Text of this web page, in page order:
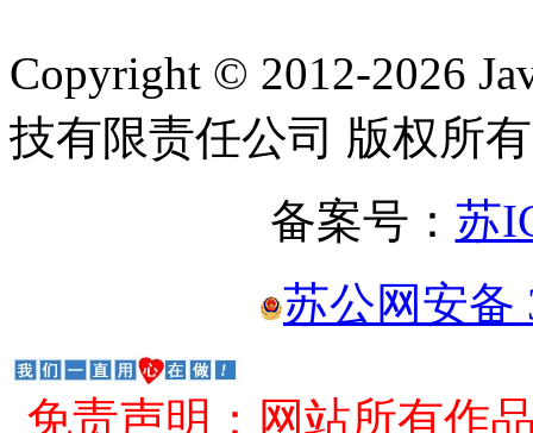
Copyright © 2012-2026
技有限责任公司 版权所有
备案号： 苏
苏公网安备
免责声明：网站所有作